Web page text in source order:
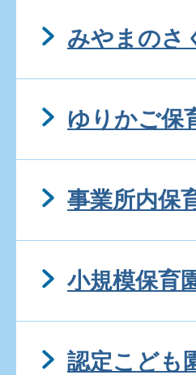
みやまのさ
ゆりかご保
事業所内保
小規模保育
認定こども